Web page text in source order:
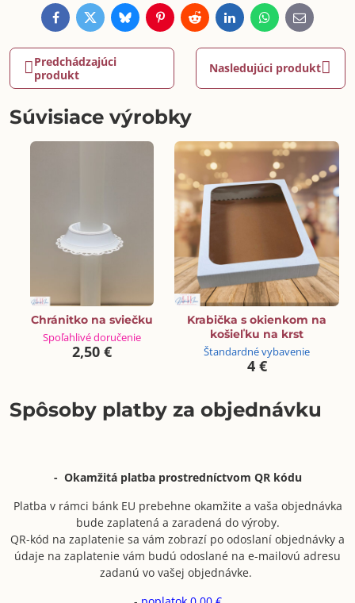
FacebookTwitterBlueskyPinterestRedditLinkedInWhatsApp
E-
mail
Predchádzajúci
produkt
Nasledujúci produkt
Súvisiace výrobky
Chránitko na sviečku
Spoľahlivé doručenie
2,50 €
Krabička s okienkom na
košieľku na krst
Štandardné vybavenie
4 €
Spôsoby platby za objednávku
- Okamžitá platba prostredníctvom QR kódu
Platba v rámci bánk EU prebehne okamžite a vaša objednávka
bude zaplatená a zaradená do výroby.
QR-kód na zaplatenie sa vám zobrazí po odoslaní objednávky a
údaje na zaplatenie vám budú odoslané na e-mailovú adresu
zadanú vo vašej objednávke.